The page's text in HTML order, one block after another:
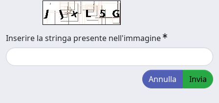
Inserire la stringa presente nell'immagine
Annulla Invia